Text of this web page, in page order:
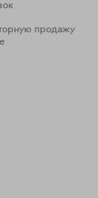
продажу